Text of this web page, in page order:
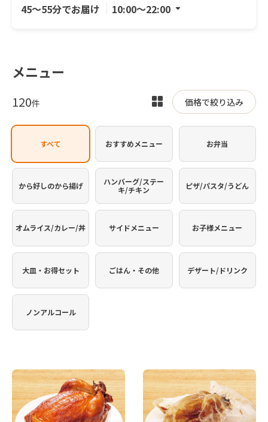
45〜55分でお届け
10:00〜22:00
メニュー
120件
表
を
り
替
価格で絞り込み
すべて おすすめメニュー お弁当
から好しのから揚げ
ハンバーグ/ステー
キ/チキン
ピザ/パスタ/うどん
オムライス/カレー/丼 サイドメニュー お子様メニュー
大皿・お得セット ごはん・その他 デザート/ドリンク
ノンアルコール